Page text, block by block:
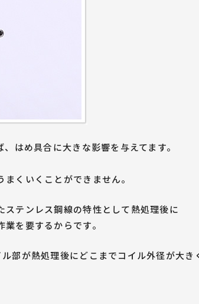
はめ具合に大きな影響を与えてます。
くいくことができません。
テンレス鋼線の特性として熱処理後に
を要するからです。
部が熱処理後にどこまでコイル外径が大き